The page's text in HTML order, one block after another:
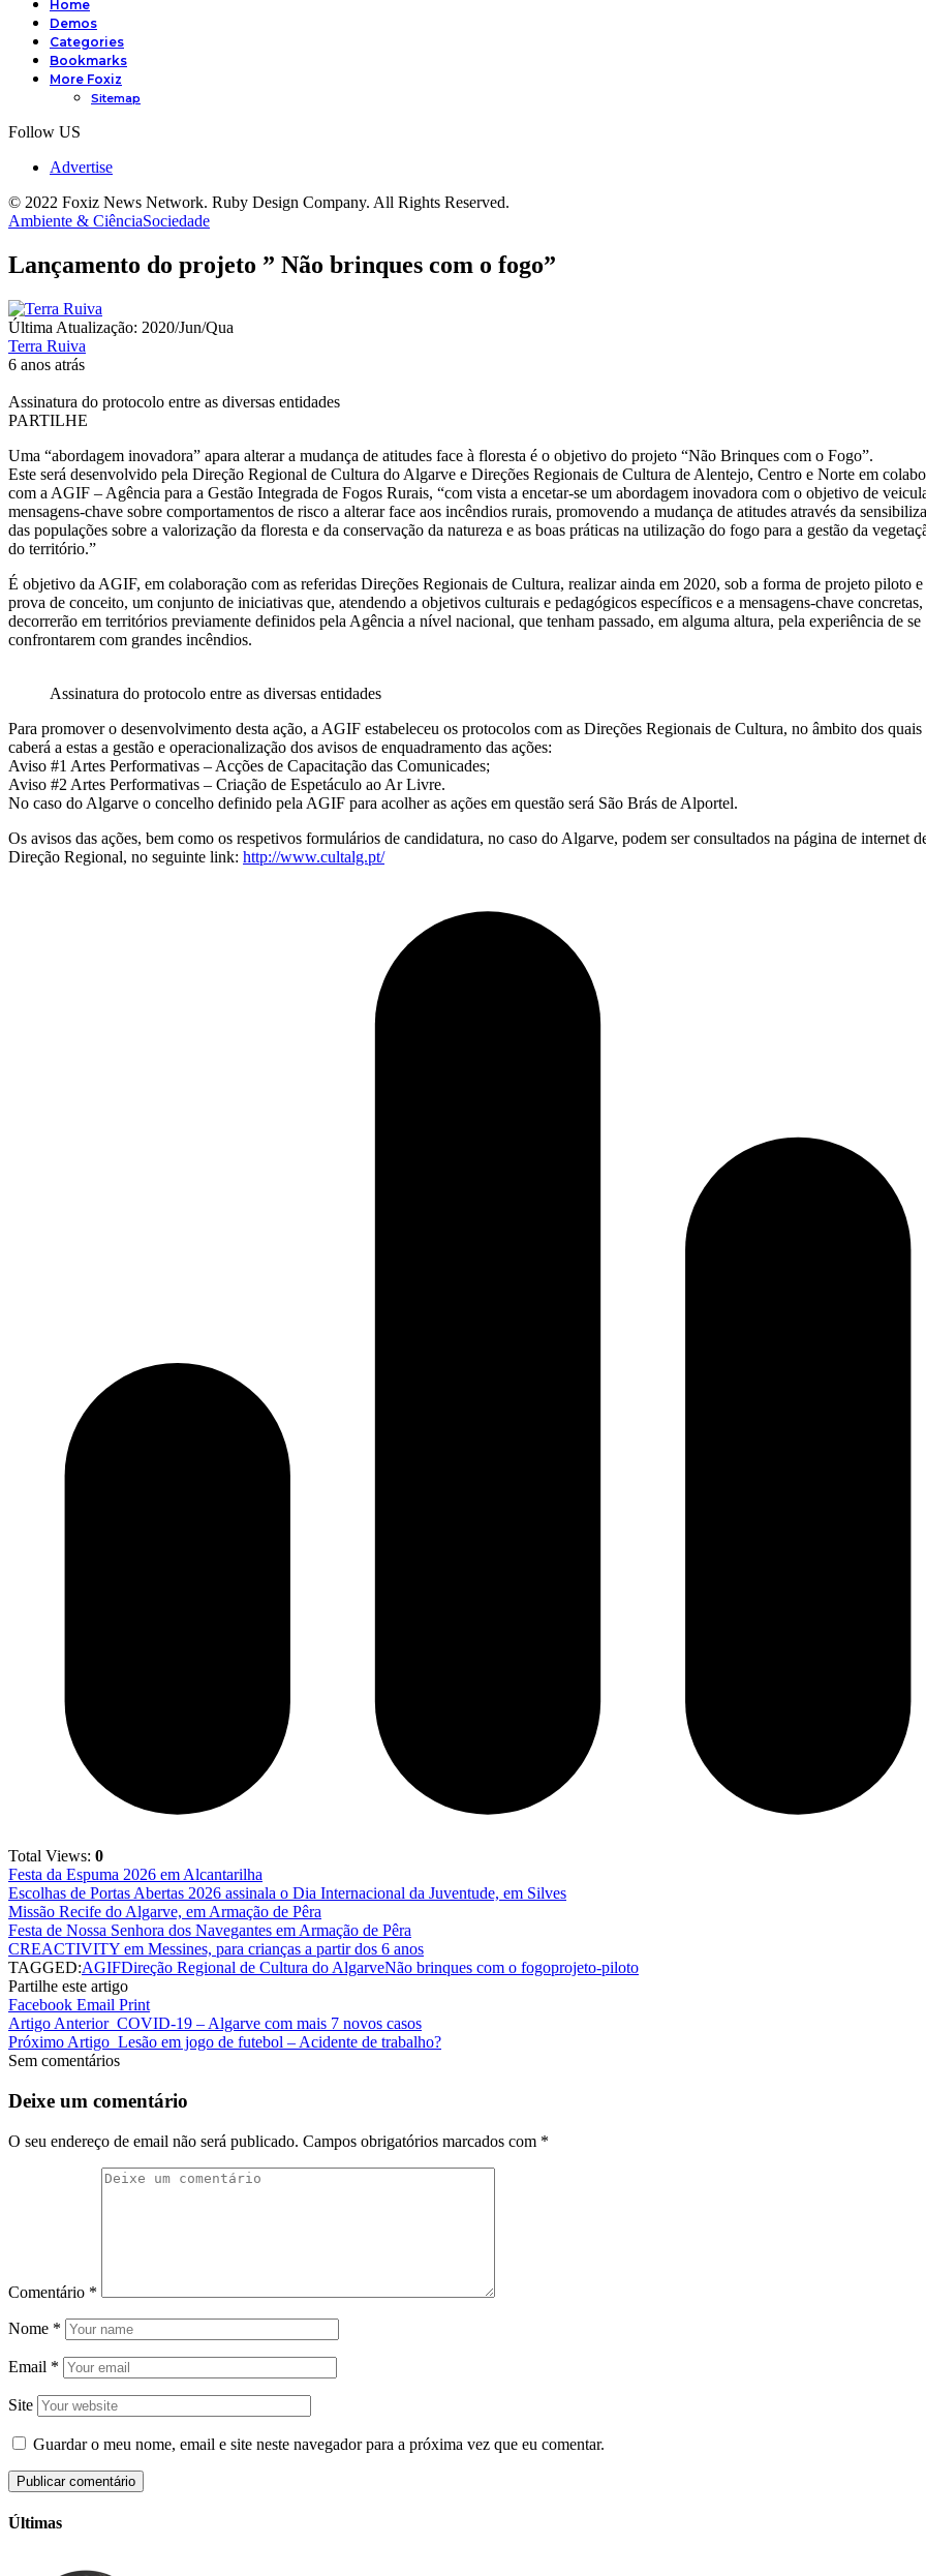
Home
Demos
Categories
Bookmarks
More Foxiz
Sitemap
Follow US
Advertise
© 2022 Foxiz News Network. Ruby Design Company. All Rights Reserved.
Ambiente & CiênciaSociedade
Lançamento do projeto ” Não brinques com o fogo”
Última Atualização: 2020/Jun/Qua
Terra Ruiva
6 anos atrás
Assinatura do protocolo entre as diversas entidades
PARTILHE
Uma “abordagem inovadora” apara alterar a mudança de atitudes face à floresta é o objetivo do projeto “Não Brinques com o Fogo”.
Este será desenvolvido pela Direção Regional de Cultura do Algarve e Direções Regionais de Cultura de Alentejo, Centro e Norte em
com a AGIF – Agência para a Gestão Integrada de Fogos Rurais, “com vista a encetar-se um abordagem inovadora com o objetivo de
mensagens-chave sobre comportamentos de risco a alterar face aos incêndios rurais, promovendo a mudança de atitudes através da
das populações sobre a valorização da floresta e da conservação da natureza e as boas práticas na utilização do fogo para a gestão da
do território.”
É objetivo da AGIF, em colaboração com as referidas Direções Regionais de Cultura, realizar ainda em 2020, sob a forma de projeto piloto e
prova de conceito, um conjunto de iniciativas que, atendendo a objetivos culturais e pedagógicos específicos e a mensagens-chave concretas,
decorrerão em territórios previamente definidos pela Agência a nível nacional, que tenham passado, em alguma altura, pela experiência de se
confrontarem com grandes incêndios.
Assinatura do protocolo entre as diversas entidades
Para promover o desenvolvimento desta ação, a AGIF estabeleceu os protocolos com as Direções Regionais de Cultura, no âmbito dos quais
caberá a estas a gestão e operacionalização dos avisos de enquadramento das ações:
Aviso #1 Artes Performativas – Acções de Capacitação das Comunicades;
Aviso #2 Artes Performativas – Criação de Espetáculo ao Ar Livre.
No caso do Algarve o concelho definido pela AGIF para acolher as ações em questão será São Brás de Alportel.
Os avisos das ações, bem como os respetivos formulários de candidatura, no caso do Algarve, podem ser consultados na página de internet
Direção Regional, no seguinte link: http://www.cultalg.pt/
Total Views: 0
Festa da Espuma 2026 em Alcantarilha
Escolhas de Portas Abertas 2026 assinala o Dia Internacional da Juventude, em Silves
Missão Recife do Algarve, em Armação de Pêra
Festa de Nossa Senhora dos Navegantes em Armação de Pêra
CREACTIVITY em Messines, para crianças a partir dos 6 anos
TAGGED:AGIFDireção Regional de Cultura do AlgarveNão brinques com o fogoprojeto-piloto
Partilhe este artigo
Facebook Email Print
Artigo Anterior COVID-19 – Algarve com mais 7 novos casos
Próximo Artigo Lesão em jogo de futebol – Acidente de trabalho?
Sem comentários
Deixe um comentário
O seu endereço de email não será publicado. Campos obrigatórios marcados com *
Comentário *
Nome *
Email *
Site
Guardar o meu nome, email e site neste navegador para a próxima vez que eu comentar.
Últimas